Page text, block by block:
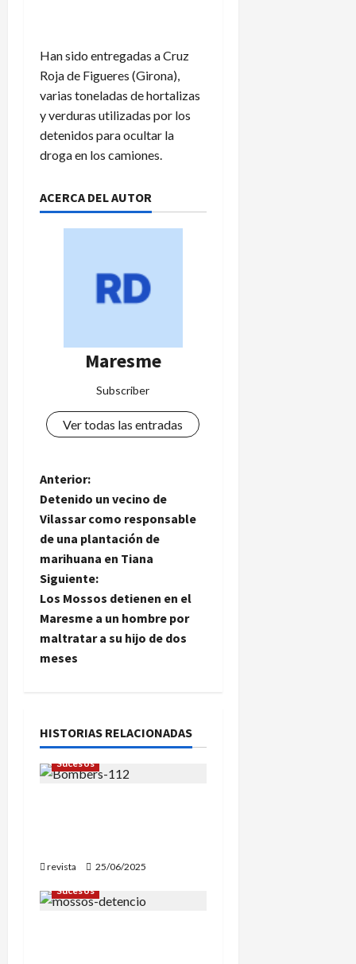
Han sido entregadas a Cruz
Roja de Figueres (Girona),
varias toneladas de hortalizas
y verduras utilizadas por los
detenidos para ocultar la
droga en los camiones.
ACERCA DEL AUTOR
Maresme
Subscriber
Ver todas las entradas
N
a
v
e
g
a
ó
n
e
Anterior:
Detenido un vecino de
Vilassar como responsable
de una plantación de
marihuana en Tiana
Siguiente:
Los Mossos detienen en el
Maresme a un hombre por
maltratar a su hijo de dos
meses
HISTORIAS RELACIONADAS
Sucesos
revista
25/06/2025
Sucesos